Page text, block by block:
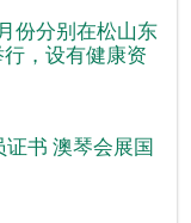
份分别在松山东
，设有健康资
书 澳琴会展国